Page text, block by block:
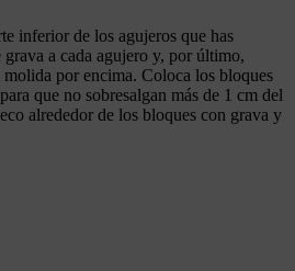
inferior de los agujeros que has
a cada agujero y, por último,
por encima. Coloca los bloques
que no sobresalgan más de 1 cm del
alrededor de los bloques con grava y